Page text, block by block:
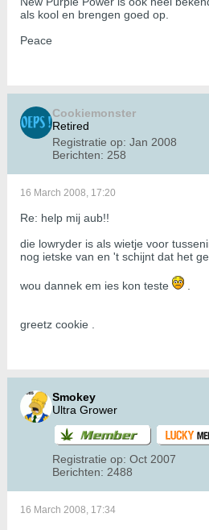
als kool en brengen goed op.
Peace
Cookiemonster
Retired
Registratie op: Jan 2008
Berichten: 258
16 March 2008, 17:20
Re: help mij aub!!
die lowryder is als wietje voor
nog ietske van en 't schijnt dat het
wou dannek em ies kon teste
greetz cookie .
Smokey
Ultra Grower
Registratie op: Oct 2007
Berichten: 2488
16 March 2008, 17:34